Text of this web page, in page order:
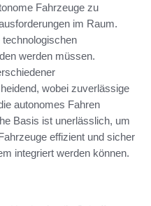
Fahrzeuge zu
im Raum.
werden müssen.
wobei zuverlässige
autonomes Fahren
Basis ist unerlässlich, um
effizient und sicher
integriert werden können.